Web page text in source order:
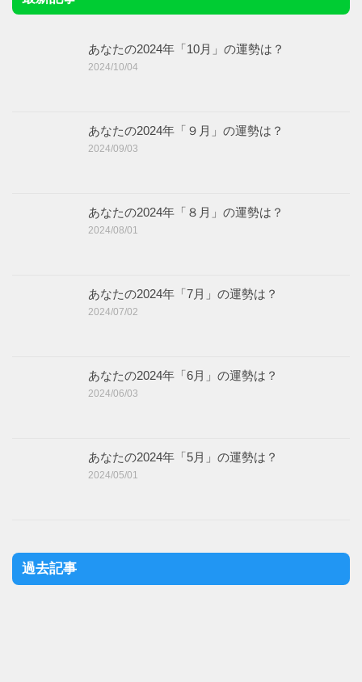
あなたの2024年「10月」の運勢は？
2024/10/04
あなたの2024年「９月」の運勢は？
2024/09/03
あなたの2024年「８月」の運勢は？
2024/08/01
あなたの2024年「7月」の運勢は？
2024/07/02
あなたの2024年「6月」の運勢は？
2024/06/03
あなたの2024年「5月」の運勢は？
2024/05/01
過去記事